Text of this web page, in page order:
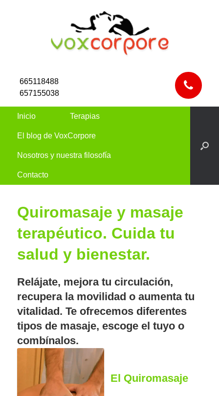
665118488
657155038
Inicio Terapias
El blog de VoxCorpore
Nosotros y nuestra filosofía
Contacto
Quiromasaje y masaje
terapéutico. Cuida tu
salud y bienestar.
Relájate, mejora tu circulación,
recupera la movilidad o aumenta tu
vitalidad. Te ofrecemos diferentes
tipos de masaje, escoge el tuyo o
combínalos.
El Quiromasaje